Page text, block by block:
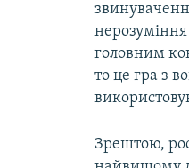
головним
то це гра з
Зрештою,